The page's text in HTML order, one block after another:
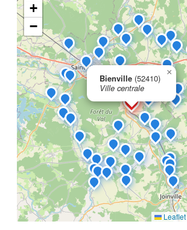
Bienville (52410)
Ville centrale
×
+
−
Leaflet